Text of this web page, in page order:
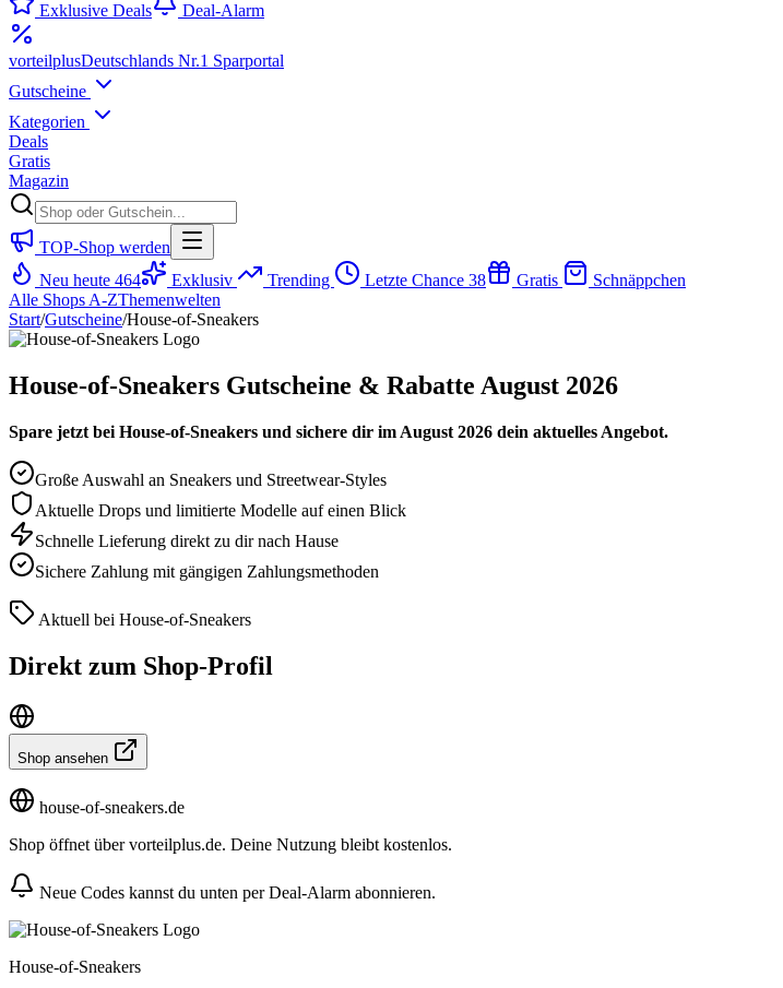
Exklusive Deals
Deal-Alarm
vorteilplusDeutschlands Nr.1 Sparportal
Gutscheine
Kategorien
Deals
Gratis
Magazin
TOP-Shop werden
Neu heute 464 Exklusiv Trending Letzte Chance 38 Gratis
Schnäppchen
Alle Shops A-ZThemenwelten
Start/Gutscheine/House-of-Sneakers
House-of-Sneakers Gutscheine & Rabatte August 2026
Spare jetzt bei House-of-Sneakers und sichere dir im August 2026 dein aktuelles Angebot.
Große Auswahl an Sneakers und Streetwear-Styles
Aktuelle Drops und limitierte Modelle auf einen Blick
Schnelle Lieferung direkt zu dir nach Hause
Sichere Zahlung mit gängigen Zahlungsmethoden
Aktuell bei House-of-Sneakers
Direkt zum Shop-Profil
Shop ansehen
house-of-sneakers.de
Shop öffnet über vorteilplus.de. Deine Nutzung bleibt kostenlos.
Neue Codes kannst du unten per Deal-Alarm abonnieren.
House-of-Sneakers